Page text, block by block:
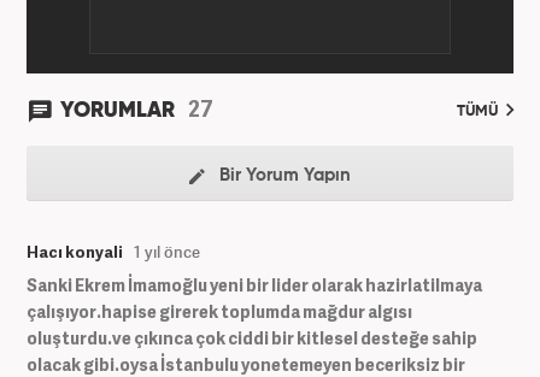
YORUMLAR 27 TÜMÜ
Bir Yorum Yapın
Hacı konyali 1 yıl önce
Sanki Ekrem İmamoğlu yeni bir lider olarak hazirlatilmaya
çalışıyor.hapise girerek toplumda mağdur algısı
oluşturdu.ve çıkınca çok ciddi bir kitlesel desteğe sahip
olacak gibi.oysa İstanbulu yonetemeyen beceriksiz bir